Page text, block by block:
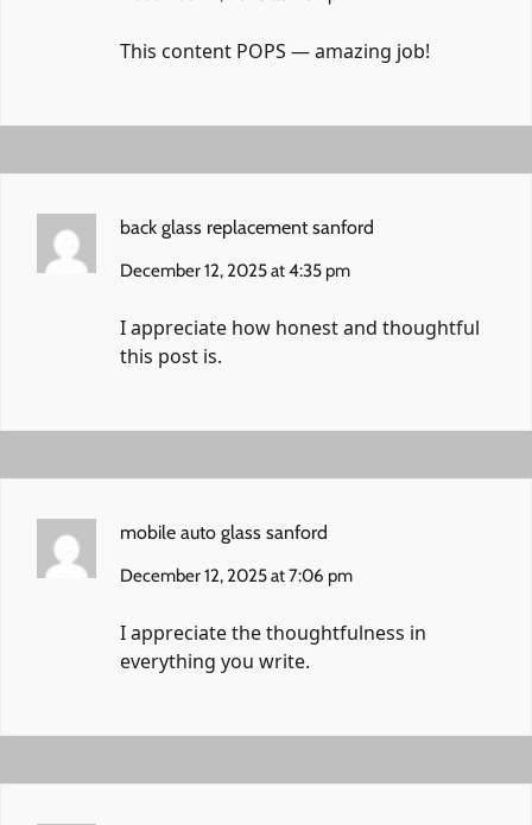
This content POPS — amazing job!
back glass replacement sanford
December 12, 2025 at 4:35 pm
I appreciate how honest and thoughtful
this post is.
mobile auto glass sanford
December 12, 2025 at 7:06 pm
I appreciate the thoughtfulness in
everything you write.